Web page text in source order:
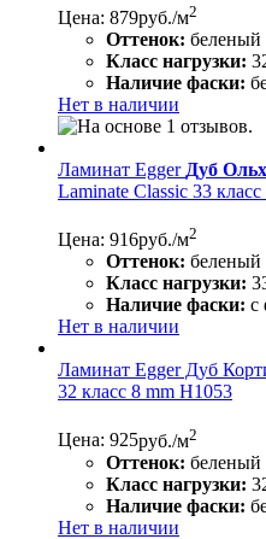
Цена: 879руб./м2
Оттенок: беленый
Класс нагрузки:
Наличие фаски:
Нет в наличии
Ламинат Egger Дуб
Laminate Classic 33
Цена: 916руб./м2
Оттенок: беленый
Класс нагрузки:
Наличие фаски: с
Нет в наличии
Ламинат Egger Дуб
32 класс 8 mm Н1053
Цена: 925руб./м2
Оттенок: беленый
Класс нагрузки:
Наличие фаски:
Нет в наличии